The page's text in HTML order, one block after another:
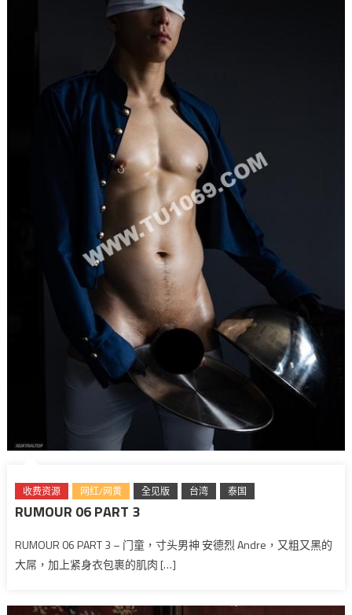
收费资源 网红/网黄 全见版 台湾 泰国
RUMOUR 06 PART 3
RUMOUR 06 PART 3 – 门童，寸头男神 安德烈 Andre，又粗又黑的
大屌，加上紧身衣包裹的肌肉 […]